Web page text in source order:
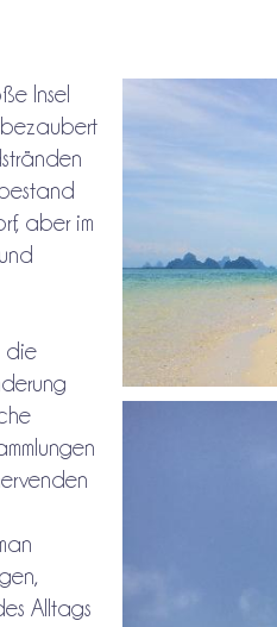
Insel
aber im
die
Alltags